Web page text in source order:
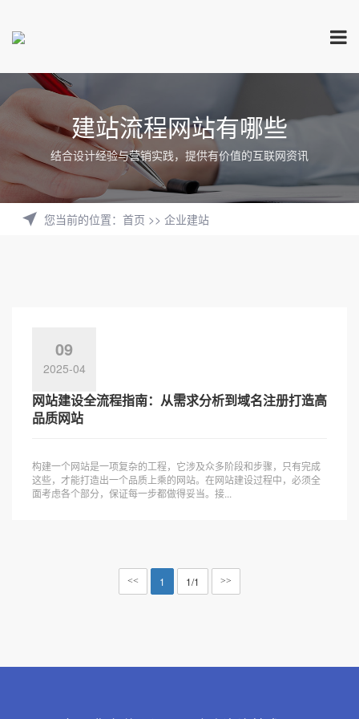
建站流程网站有哪些
结合设计经验与营销实践，提供有价值的互联网资讯
您当前的位置： 首页 >> 企业建站
09
2025-04
网站建设全流程指南：从需求分析到域名注册打造高
品质网站
构建一个网站是一项复杂的工程，它涉及众多阶段和步骤，只有完成
这些，才能打造出一个品质上乘的网站。在网站建设过程中，必须全
面考虑各个部分，保证每一步都做得妥当。接...
<< 1 1/1 >>